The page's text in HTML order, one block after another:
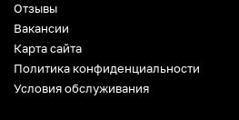
Отзывы
Вакансии
Карта сайта
Политика конфиденциальности
Условия обслуживания